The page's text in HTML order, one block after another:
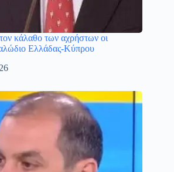
κάλαθο των αχρήστων οι
Ελλάδας-Κύπρου